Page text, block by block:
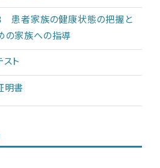
患者家族の健康状態の把握と
の家族への指導
ト
明書